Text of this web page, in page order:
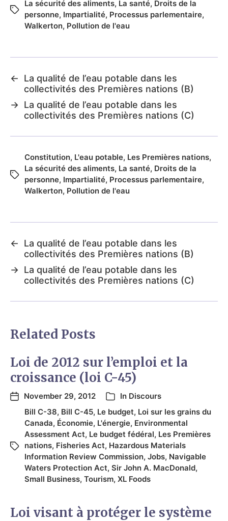
La sécurité des aliments, La santé, Droits de la
personne, Impartialité, Processus parlementaire,
Walkerton, Pollution de l'eau
←
La qualité de l’eau potable dans les
collectivités des Premières nations (B)
→ La qualité de l’eau potable dans les
collectivités des Premières nations (C)
Constitution, L'eau potable, Les Premières nations,
La sécurité des aliments, La santé, Droits de la
personne, Impartialité, Processus parlementaire,
Walkerton, Pollution de l'eau
←
La qualité de l’eau potable dans les
collectivités des Premières nations (B)
→ La qualité de l’eau potable dans les
collectivités des Premières nations (C)
Related Posts
Loi de 2012 sur l’emploi et la
croissance (loi C-45)
November 29, 2012 In Discours
Bill C-38, Bill C-45, Le budget, Loi sur les grains du
Canada, Économie, L'énergie, Environmental
Assessment Act, Le budget fédéral, Les Premières
nations, Fisheries Act, Hazardous Materials
Information Review Commission, Jobs, Navigable
Waters Protection Act, Sir John A. MacDonald,
Small Business, Tourism, XL Foods
Loi visant à protéger le système